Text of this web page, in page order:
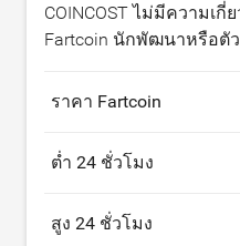
COINCOST ไม่มีความเ
Fartcoin นักพัฒนาหรือตั
ราคา Fartcoin
ต่ำ 24 ชั่วโมง
สูง 24 ชั่วโมง